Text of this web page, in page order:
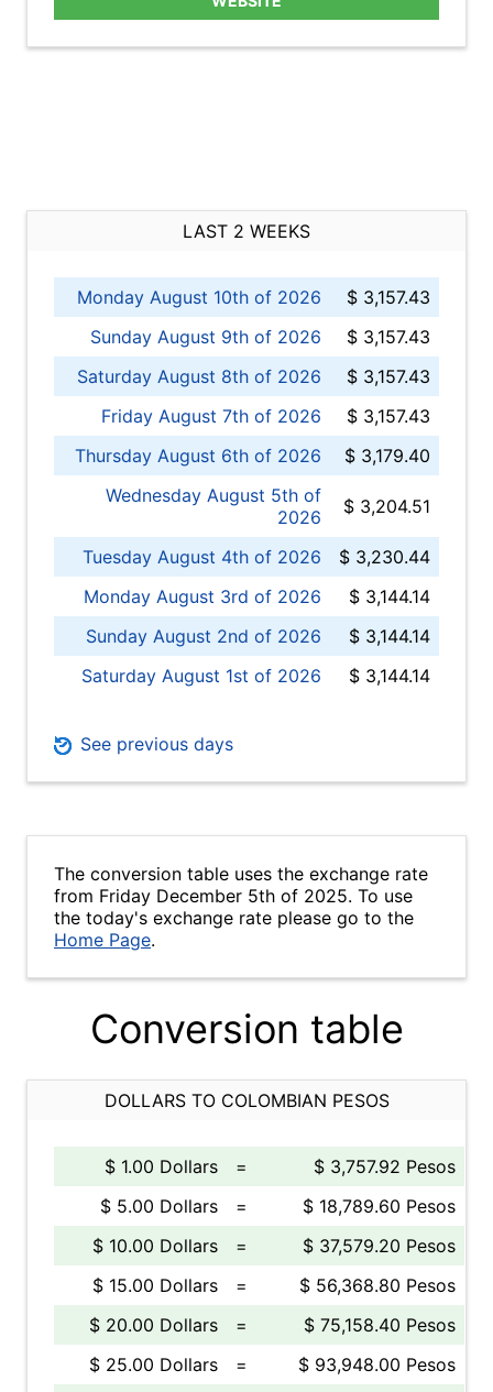
LAST 2 WEEKS
Monday August 10th of 2026
$ 3,157.43
Sunday August 9th of 2026
$ 3,157.43
Saturday August 8th of 2026
$ 3,157.43
Friday August 7th of 2026
$ 3,157.43
Thursday August 6th of 2026
$ 3,179.40
Wednesday August 5th of
2026
$ 3,204.51
Tuesday August 4th of 2026
$ 3,230.44
Monday August 3rd of 2026
$ 3,144.14
Sunday August 2nd of 2026
$ 3,144.14
Saturday August 1st of 2026
$ 3,144.14
See previous days
The conversion table uses the exchange rate
from Friday December 5th of 2025. To use
the today's exchange rate please go to the
Home Page.
Conversion table
DOLLARS TO COLOMBIAN PESOS
$ 1.00 Dollars =
$ 3,757.92 Pesos
$ 5.00 Dollars
=
$ 18,789.60 Pesos
$ 10.00 Dollars
=
$ 37,579.20 Pesos
$ 15.00 Dollars
=
$ 56,368.80 Pesos
$ 20.00 Dollars
=
$ 75,158.40 Pesos
$ 25.00 Dollars
=
$ 93,948.00 Pesos